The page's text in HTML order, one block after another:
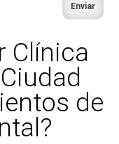
Enviar
Clínica
de